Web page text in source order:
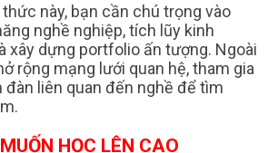
này, bạn cần chú trọng vào
nghề nghiệp, tích lũy kinh
xây dựng portfolio ấn tượng. Ngoài
rộng mạng lưới quan hệ, tham gia
đàn liên quan đến nghề để tìm
HỌC LÊN CAO